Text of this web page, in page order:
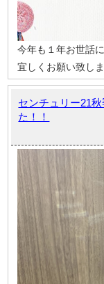
今年も１年お世話
宜しくお願い致しま
センチュリー21
た！！